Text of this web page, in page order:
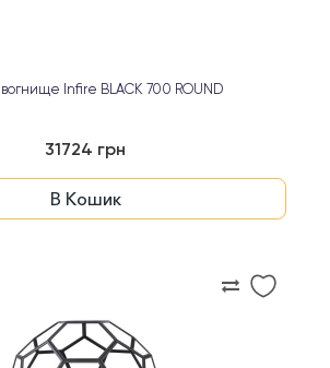
Infire BLACK 700 ROUND
31724 грн
В Кошик